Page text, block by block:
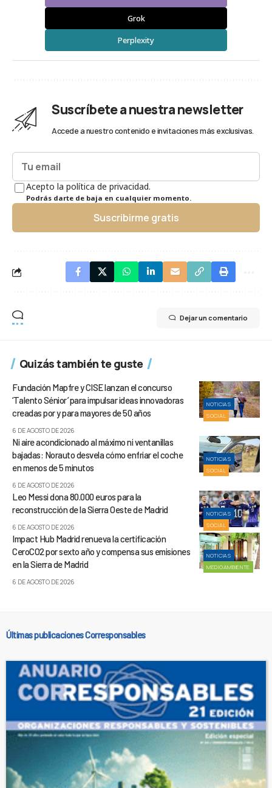
Grok
Perplexity
Suscríbete a nuestra newsletter
Accede a nuestro contenido e invitaciones más exclusivas.
Acepto la política de privacidad.
Podrás darte de baja en cualquier momento.
Suscribirme gratis
Dejar un comentario
Quizás también te guste
NOTICIAS
SOCIAL
Fundación Mapfre y CISE lanzan el concurso
‘Talento Sénior’ para impulsar ideas innovadoras
creadas por y para mayores de 50 años
6 DE AGOSTO DE 2026
NOTICIAS
SOCIAL
Ni aire acondicionado al máximo ni ventanillas
bajadas: Norauto desvela cómo enfriar el coche
en menos de 5 minutos
6 DE AGOSTO DE 2026
NOTICIAS
SOCIAL
Leo Messi dona 80.000 euros para la
reconstrucción de la Sierra Oeste de Madrid
6 DE AGOSTO DE 2026
NOTICIAS
MEDIOAMBIENTE
Impact Hub Madrid renueva la certificación
CeroCO2 por sexto año y compensa sus emisiones
en la Sierra de Madrid
6 DE AGOSTO DE 2026
Últimas publicaciones Corresponsables